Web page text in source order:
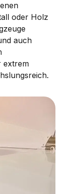
oder Holz
auch
extrem